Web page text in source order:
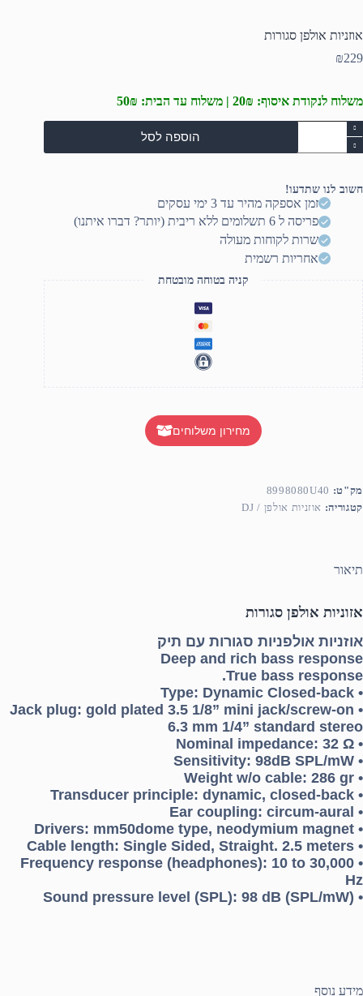
אוזניות אולפן סגורות
₪229
משלוח לנקודת איסוף: 20₪ | משלוח עד הבית: 50₪
כמות
של
אוזניות
הוספה לסל
חשוב לנו שתדעו!
זמן אספקה מהיר עד 3 ימי עסקים
פריסה ל 6 תשלומים ללא ריבית (יותר? דברו איתנו)
שרות לקוחות מעולה
אחריות רשמית
קניה בטוחה מובטחת
מחירון משלוחים
מק"ט: 8998080U40
קטגוריה: אוזניות אולפן / DJ
תיאור
אזוניות אולפן סגורות
אוזניות אולפניות סגורות עם תיק
Deep and rich bass response
True bass response.
• Type: Dynamic Closed-back
• Jack plug: gold plated 3.5 1/8” mini jack/screw-on
6.3 mm 1/4” standard stereo
• Nominal impedance: 32 Ω
• Sensitivity: 98dB SPL/mW
• Weight w/o cable: 286 gr
• Transducer principle: dynamic, closed-back
• Ear coupling: circum-aural
• Drivers: mm50dome type, neodymium magnet
• Cable length: Single Sided, Straight. 2.5 meters
• Frequency response (headphones): 10 to 30,000
Hz
• Sound pressure level (SPL): 98 dB (SPL/mW)
מידע נוסף